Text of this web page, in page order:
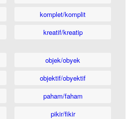
komplet/komplit
kreatif/kreatip
objek/obyek
objektif/obyektif
paham/faham
pikir/fikir